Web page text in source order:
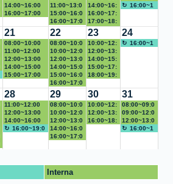
imágenes y
estilos en
Creación de
piezas.
14:00~16:00
Dr. Carlos
16:00~17:00
co@urosari
o.edu.co
de video
0 Marketing
Redes
sociales
Diseño con
IA Diseño
web
11:00~13:0
0 google
forms
15:00~16:0
0
PUBLICIDA
D EN
VIDEO DE
TIKTOK
16:00~17:0
0
PORTAFOLI
O DIGITAL
Edición
de video
00 Doc
Carlos
Olaya
14:00~16:
00
maestría
16:00~17:
00
Edición
video
17:00~18:
00 Mii
empresa
18:00~19:
00
Linkedin
0 Creación
16:00~1
21
08:00~10:00
fotografía
11:00~12:00
página web
12:00~13:00
Punto de
Atención
14:00~15:00
Doc. Carlos
15:00~17:00
piezas.
22
08:00~10:0
0 Creación
de piezas.
10:00~12:0
0 Página
web
12:00~13:0
0 Marca
personal
14:00~15:0
0 PPT
15:00~16:0
0 Asesoría
Video
Innovación
16:00~17:0
0
asesoria_v
ideo(publici
dad)_innov
ación
23
10:00~12:
00
Creación
de piezas.
12:00~13:
00
mejorar
mi
14:00~15:
00 BRIFE
15:00~17:
00
Hoja de
vida
18:00~19:
Artículo
24
16:00~1
28
11:00~12:00
FOTOGRAFÍA
LINKEDIN
12:00~13:00
Punto de
Atención
14:00~16:00
PRESENTACI
16:00~19:0
29
08:00~10:0
0
Multimedia
10:00~12:0
0
PRESENTA
CIÓN
12:00~13:0
0 Punto de
Atención
14:00~16:0
0 página
16:00~17:0
30
10:00~12:
00
PRESENT
12:00~13:
00 SEO
16:00~18:
31
08:00~09:0
0 crear
hoja de
vida en
09:00~12:0
0 Plantillas
publicacion
12:00~13:0
0 Diseño
16:00~1
Interna